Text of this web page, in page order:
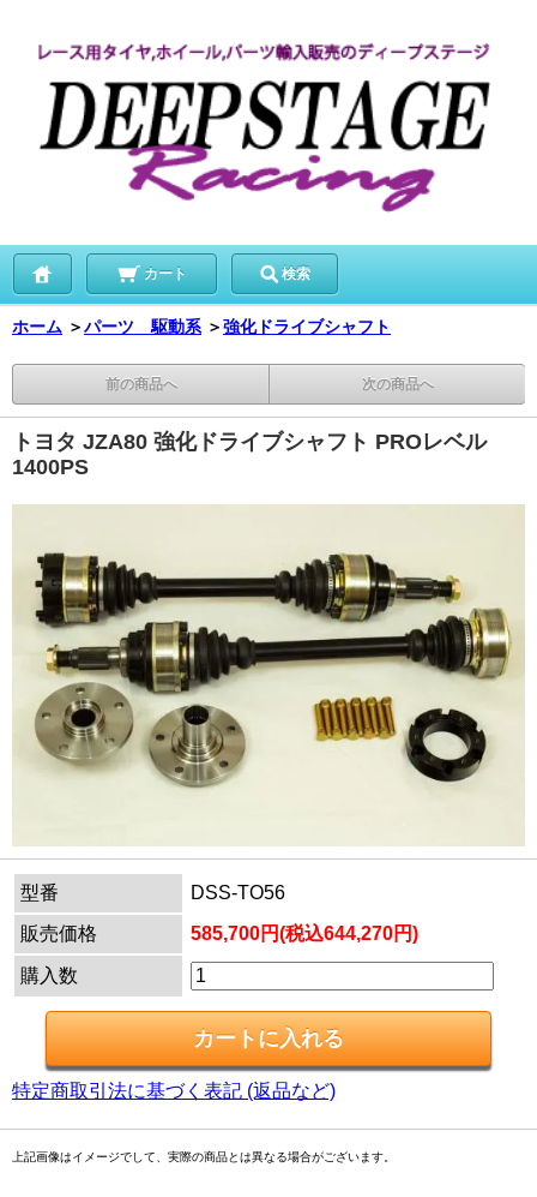
カート 検索
ホーム ＞パーツ 駆動系 ＞強化ドライブシャフト
前の商品へ 次の商品へ
トヨタ JZA80 強化ドライブシャフト PROレベル
1400PS
型番
DSS-TO56
販売価格
585,700円(税込644,270円)
購入数
特定商取引法に基づく表記 (返品など)
上記画像はイメージでして、実際の商品とは異なる場合がございます。